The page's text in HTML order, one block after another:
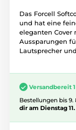
Das Forcell
und hat eine
eleganten Cover
Aussparungen
Lautsprecher
Versandbereit
Bestellungen bis 9.
dir am Dienstag 11.